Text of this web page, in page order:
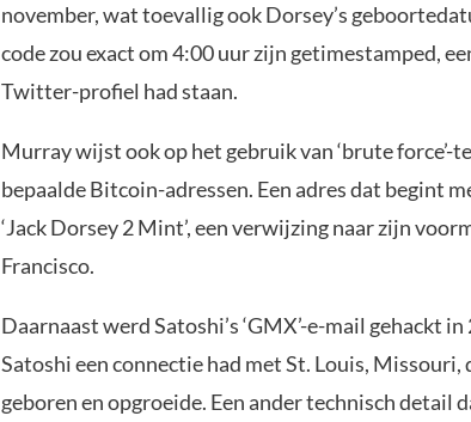
november, wat toevallig ook Dorsey’s
code zou exact om 4:00 uur zijn getimestamped,
Twitter-profiel had staan.
Murray wijst ook op het gebruik van ‘brute force’-
bepaalde Bitcoin-adressen. Een adres dat begint
‘Jack Dorsey 2 Mint’, een verwijzing naar zijn
Francisco.
Daarnaast werd Satoshi’s ‘GMX’-e-mail gehackt
Satoshi een connectie had met St. Louis, Missouri,
geboren en opgroeide. Een ander technisch detail